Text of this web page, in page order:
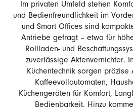
Im privaten Umfeld stehen
und Bedienfreundlichkeit im
und Smart Offices sind
Antriebe gefragt – etwa für
Rollladen- und
zuverlässige Aktenvernichter.
Küchentechnik sorgen präzise
Kaffeevollautomaten,
Küchengeräten für Komfort,
Bedienbarkeit. Hinzu